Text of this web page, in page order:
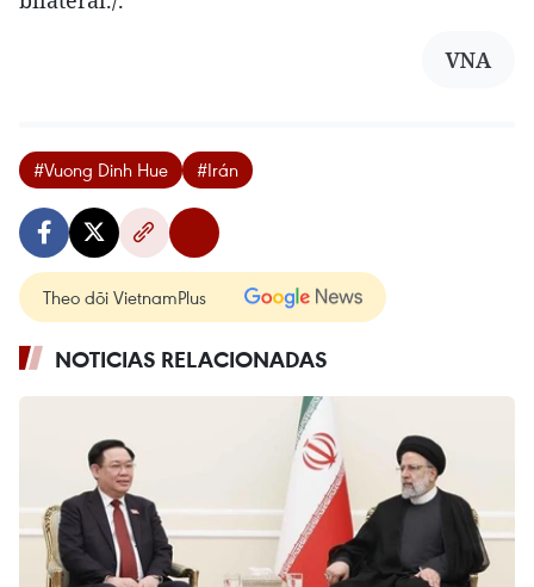
VNA
#Vuong Dinh Hue #Irán
Theo dõi VietnamPlus
NOTICIAS RELACIONADAS